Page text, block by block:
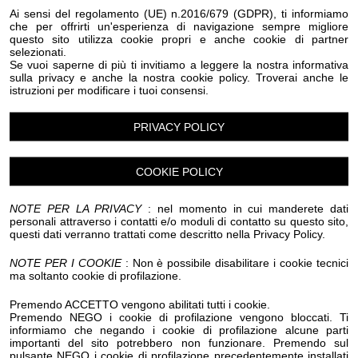
Ai sensi del regolamento (UE) n.2016/679 (GDPR), ti informiamo
che per offrirti un'esperienza di navigazione sempre migliore
questo sito utilizza cookie propri e anche cookie di partner
selezionati.
Se vuoi saperne di più ti invitiamo a leggere la nostra informativa
sulla privacy e anche la nostra cookie policy. Troverai anche le
istruzioni per modificare i tuoi consensi.
PRIVACY POLICY
COOKIE POLICY
NOTE PER LA PRIVACY: nel momento in cui manderete dati
personali attraverso i contatti e/o moduli di contatto su questo sito,
questi dati verranno trattati come descritto nella Privacy Policy.
NOTE PER I COOKIE: Non è possibile disabilitare i cookie tecnici
ma soltanto cookie di profilazione.
Premendo ACCETTO vengono abilitati tutti i cookie.
Premendo NEGO i cookie di profilazione vengono bloccati. Ti
informiamo che negando i cookie di profilazione alcune parti
importanti del sito potrebbero non funzionare. Premendo sul
pulsante NEGO i cookie di profilazione precedentemente installati
Eventi Halloween Olivetta San Michele
Eventi Halloween OspedalettiEventi Halloween Perinaldo
Eventi Halloween Pietrabruna
Eventi Halloween Pieve Di TecoEventi Halloween Pigna
Eventi Halloween Pompeiana
Eventi Halloween Pontedassio
Eventi Halloween PornassioEventi Halloween Prela'
Eventi Halloween RanzoEventi Halloween Rezzo
Eventi Halloween Riva Ligure
Eventi Halloween Rocchetta Nervina
Eventi Halloween San Bartolomeo al Mare
Eventi Halloween San Biagio della Cima
Eventi Halloween San Lorenzo al Mare
Eventi Halloween Sanremo
Eventi Halloween Santo Stefano al Mare
Eventi Halloween Taggia Eventi Halloween Terzorio
Eventi Halloween TrioraEventi Halloween Vallebona
Eventi Halloween Vallecrosia al Mare
Eventi Halloween VasiaEventi Halloween Ventimiglia
Eventi Halloween VessalicoEventi Halloween Villa Faraldi
Eventi Halloween AndoraEventi Halloween Alassio